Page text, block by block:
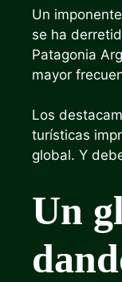
Un
se ha
Patagonia
mayor
Los
turísticas
global. Y
Un